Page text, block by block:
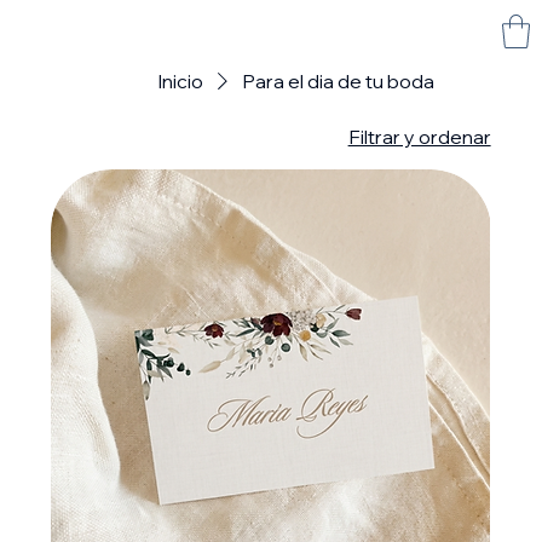
Inicio Para el dia de tu boda
Filtrar y ordenar